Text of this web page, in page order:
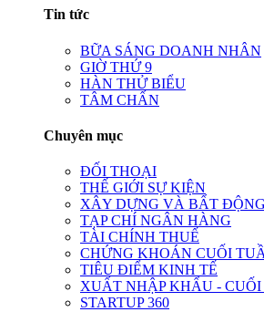
Tin tức
BỮA SÁNG DOANH NHÂN
GIỜ THỨ 9
HÀN THỬ BIỂU
TÂM CHẤN
Chuyên mục
ĐỐI THOẠI
THẾ GIỚI SỰ KIỆN
XÂY DỰNG VÀ BẤT
TẠP CHÍ NGÂN HÀNG
TÀI CHÍNH THUẾ
CHỨNG KHOÁN CUỐI
TIÊU ĐIỂM KINH TẾ
XUẤT NHẬP KHẨU -
STARTUP 360